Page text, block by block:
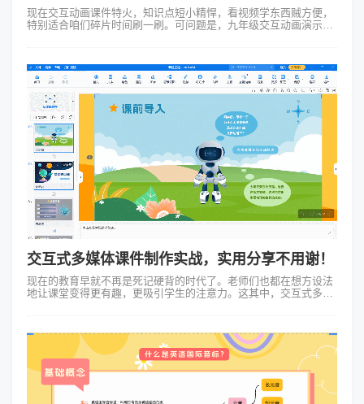
现在交互动画课件特火，知识点短小精悍，看视频学东西贼方便，
特别适合咱们碎片时间刷一刷。可问题是，九年级交互动画演示课
交互式多媒体课件制作实战，实用分享不用谢！
现在的教育早就不再是死记硬背的时代了。老师们也都在想方设法
地让课堂变得更有趣，更吸引学生的注意力。这其中，交互式多媒